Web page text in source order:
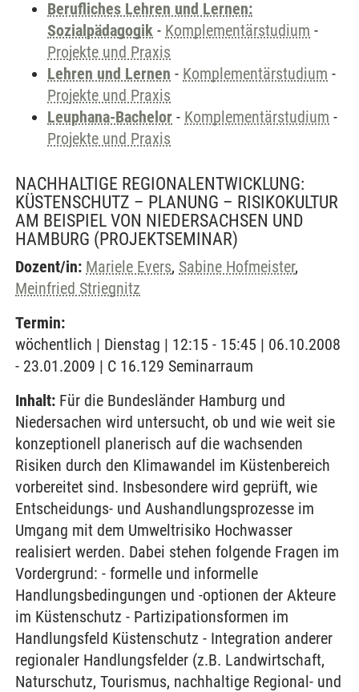
Berufliches Lehren und Lernen:
Sozialpädagogik - Komplementärstudium -
Projekte und Praxis
Lehren und Lernen - Komplementärstudium -
Projekte und Praxis
Leuphana-Bachelor - Komplementärstudium -
Projekte und Praxis
NACHHALTIGE REGIONALENTWICKLUNG:
KÜSTENSCHUTZ – PLANUNG – RISIKOKULTUR
AM BEISPIEL VON NIEDERSACHSEN UND
HAMBURG (PROJEKTSEMINAR)
Dozent/in: Mariele Evers, Sabine Hofmeister,
Meinfried Striegnitz
Termin:
wöchentlich | Dienstag | 12:15 - 15:45 | 06.10.2008
- 23.01.2009 | C 16.129 Seminarraum
Inhalt: Für die Bundesländer Hamburg und
Niedersachen wird untersucht, ob und wie weit sie
konzeptionell planerisch auf die wachsenden
Risiken durch den Klimawandel im Küstenbereich
vorbereitet sind. Insbesondere wird geprüft, wie
Entscheidungs- und Aushandlungsprozesse im
Umgang mit dem Umweltrisiko Hochwasser
realisiert werden. Dabei stehen folgende Fragen im
Vordergrund: - formelle und informelle
Handlungsbedingungen und -optionen der Akteure
im Küstenschutz - Partizipationsformen im
Handlungsfeld Küstenschutz - Integration anderer
regionaler Handlungsfelder (z.B. Landwirtschaft,
Naturschutz, Tourismus, nachhaltige Regional- und